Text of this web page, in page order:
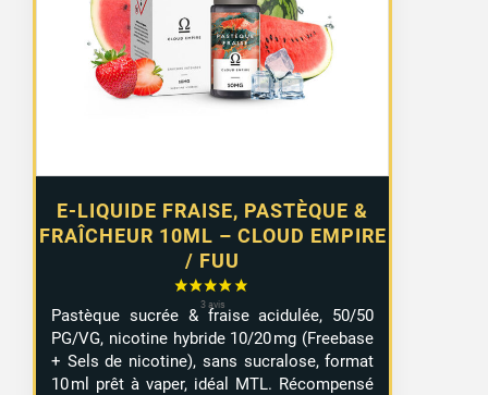
E-LIQUIDE FRAISE, PASTÈQUE &
FRAÎCHEUR 10ML – CLOUD EMPIRE
/ FUU
Pastèque sucrée & fraise acidulée, 50/50
PG/VG, nicotine hybride 10/20 mg (Freebase
+ Sels de nicotine), sans sucralose, format
10 ml prêt à vaper, idéal MTL. Récompensé